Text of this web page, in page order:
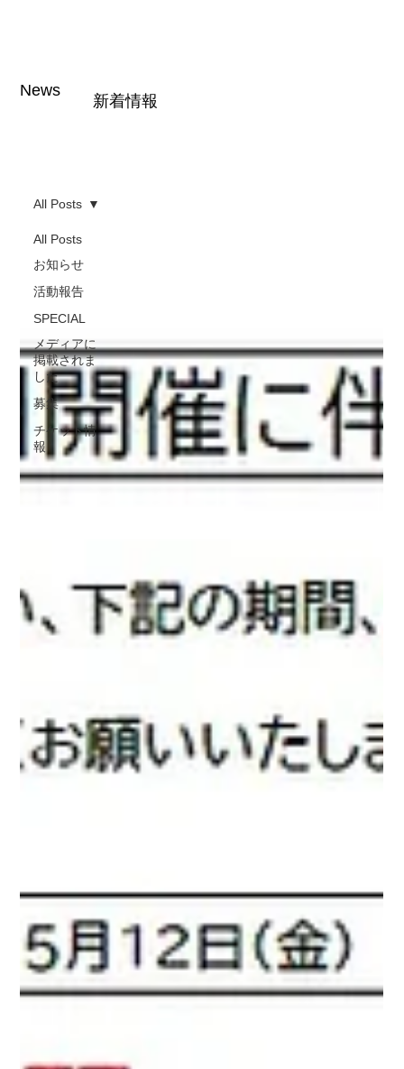
News
新着情報
All Posts
お知らせ
活動報告
SPECIAL
メディアに
掲載されま
した
募集
チケット情
報
All Posts